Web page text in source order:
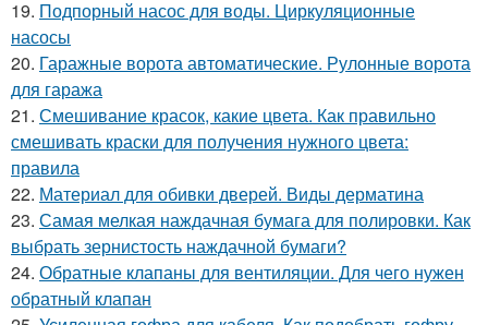
19. Подпорный насос для воды. Циркуляционные
насосы
20. Гаражные ворота автоматические. Рулонные ворота
для гаража
21. Смешивание красок, какие цвета. Как правильно
смешивать краски для получения нужного цвета:
правила
22. Материал для обивки дверей. Виды дерматина
23. Самая мелкая наждачная бумага для полировки. Как
выбрать зернистость наждачной бумаги?
24. Обратные клапаны для вентиляции. Для чего нужен
обратный клапан